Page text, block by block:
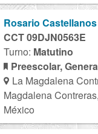
Rosario Castellanos
CCT 09DJN0563E
Turno: Matutino
Preescolar,
La Magdalena
Magdalena
México